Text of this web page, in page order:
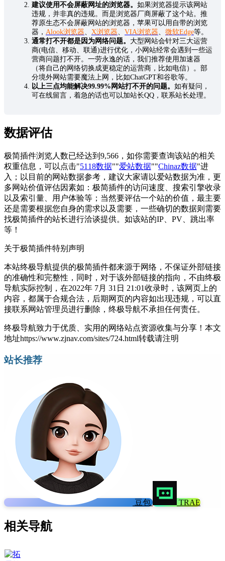
建议使用不会屏蔽网址的浏览器。 如果浏览器提示该网站
违规，并非真的违规。而是浏览器厂商屏蔽了这个站。推
荐原生态不会屏蔽网站的浏览器，苹果可以用自带的浏览
器， Alook浏览器、 X浏览器、 VIA浏览器、 微软Edge等。
通常打不开都是因为网络问题。 大型网站会针对三大运营
商(电信、移动、联通)进行优化，小网站经常会遇到一些运
营商问题打不开。一劳永逸的话，我们推荐使用加速器
（将自己的网络切换成更稳定的运营商，比如电信）。部
分境外网站需要魔法上网，比如ChatGPT和谷歌等。
以上三点均能解决99.99%网站打不开的问题。 如有疑问，
可在线留言，着急的话也可以加站长QQ，联系站长处理。
数据评估
极简插件浏览人数已经达到9,566，如你需要查询该站的相关
权重信息，可以点击"5118数据""爱站数据""Chinaz数据"进
入；以目前的网站数据参考，建议大家请以爱站数据为准，更
多网站价值评估因素如：极简插件的访问速度、搜索引擎收录
以及索引量、用户体验等；当然要评估一个站的价值，最主要
还是需要根据您自身的需求以及需要，一些确切的数据则需要
找极简插件的站长进行洽谈提供。如该站的IP、PV、跳出率
等！
关于极简插件特别声明
本站终极导航提供的极简插件都来源于网络，不保证外部链接
的准确性和完整性，同时，对于该外部链接的指向，不由终极
导航实际控制，在2022年 7月 31日 21:01收录时，该网页上的
内容，都属于合规合法，后期网页的内容如出现违规，可以直
接联系网站管理员进行删除，终极导航不承担任何责任。
终极导航致力于优质、实用的网络站点资源收集与分享！ 本文
地址https://www.zjnav.com/sites/724.html转载请注明
站长推荐
豆包 TRAE
相关导航